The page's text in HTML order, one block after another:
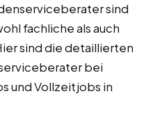
sind
fachliche als auch
sind die detaillierten
bei
und Vollzeitjobs in